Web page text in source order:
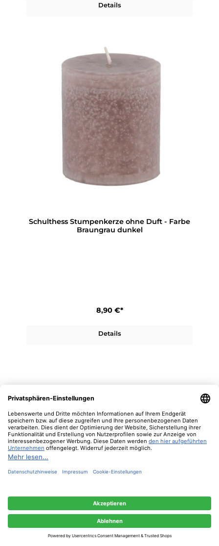
Details
Schulthess Stumpenkerze ohne Duft - Farbe
Braungrau dunkel
8,90 €*
Details
können.Mehr Informationen ...
Nur technisch notwendige Konfigurieren